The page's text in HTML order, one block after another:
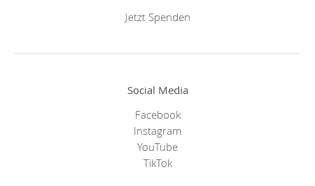
Jetzt Spenden
Social Media
Facebook
Instagram
YouTube
TikTok